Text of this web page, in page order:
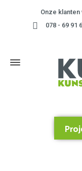
Onze
078 - 69 91